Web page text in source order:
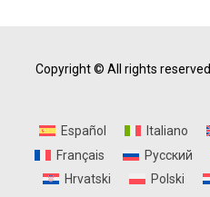
Copyright © All rights reserved.
Español Italiano
Français
Русский
Hrvatski
Polski